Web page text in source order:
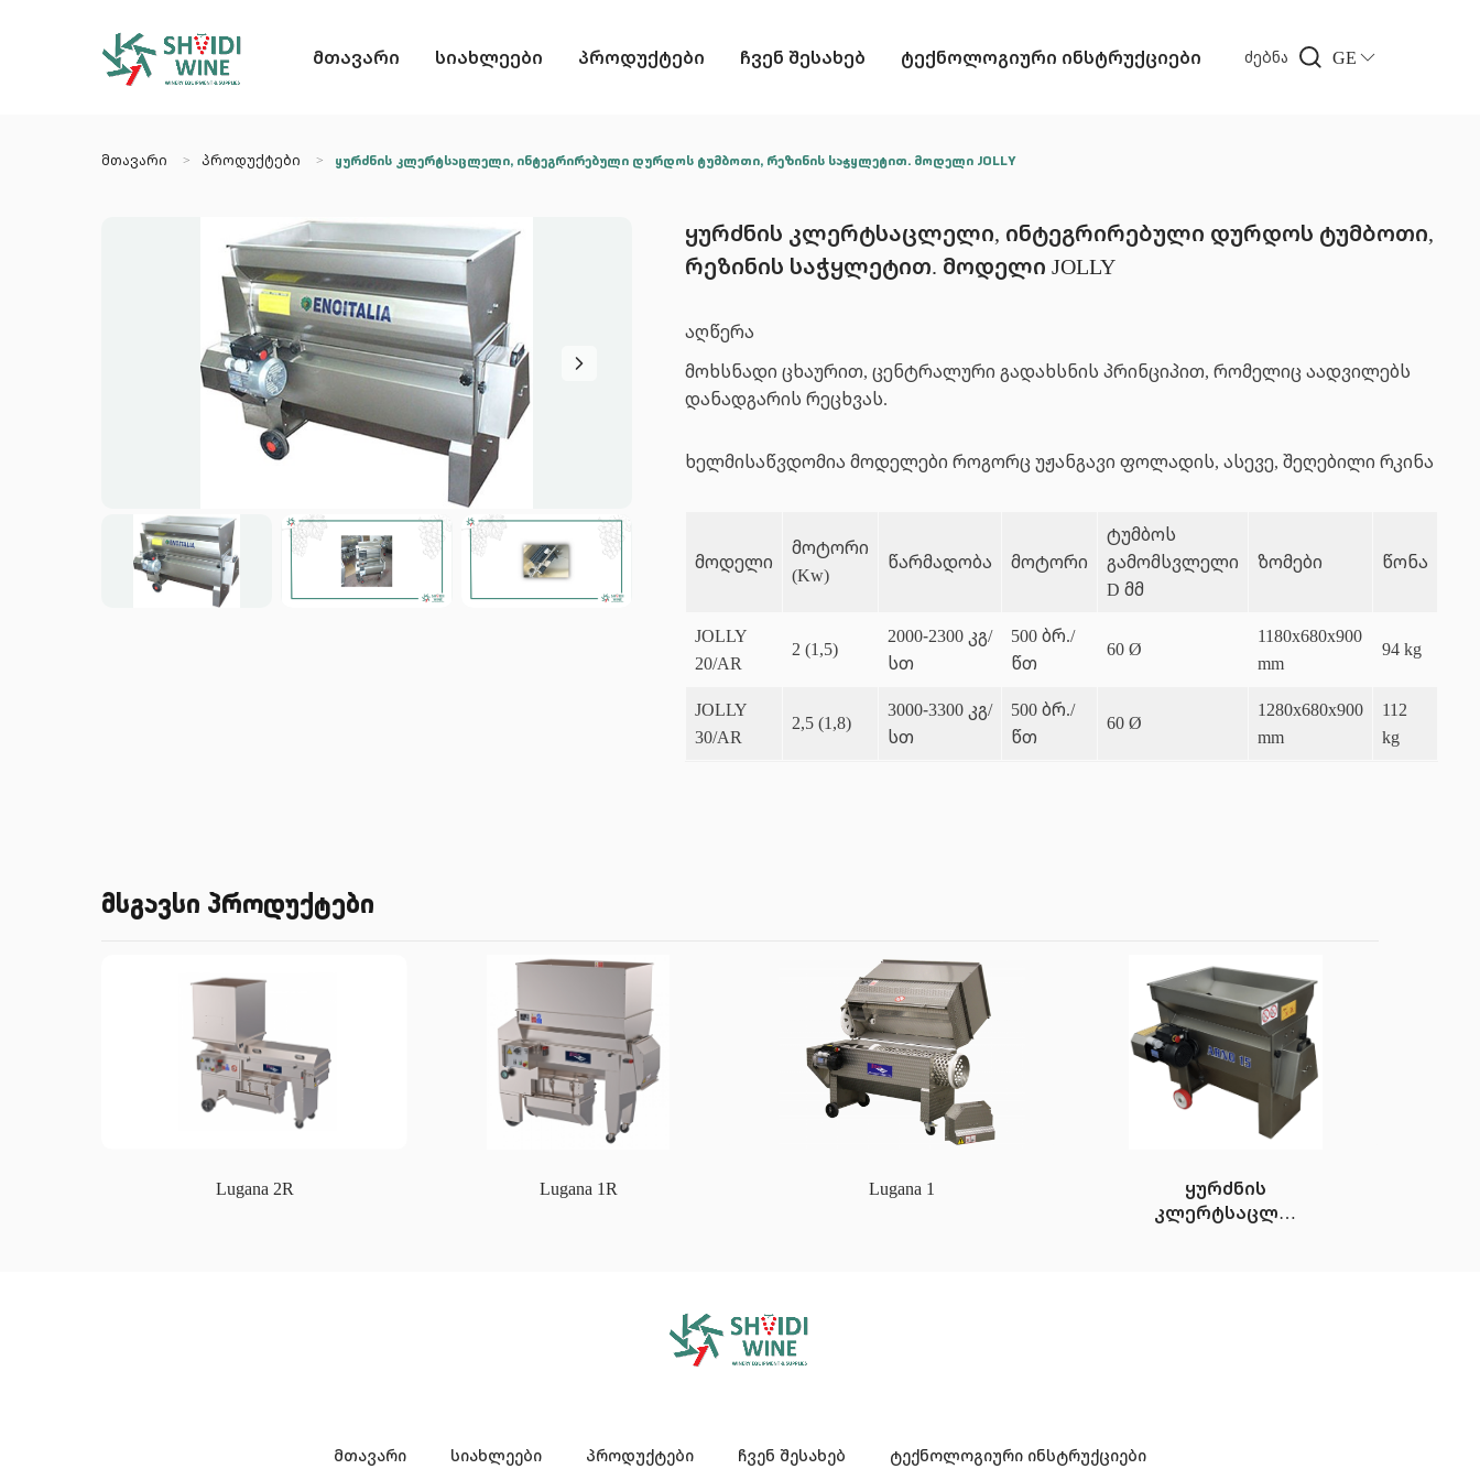
მთავარი სიახლეები პროდუქტები ჩვენ შესახებ ტექნოლოგიური ინსტრუქციები ძებნა GE
მთავარი პროდუქტები ყურძნის კლერტსაცლელი, ინტეგრირებული დურდოს ტუმბოთი, რეზინის საჭყლეტით. მოდელი JOLLY
ყურძნის კლერტსაცლელი, ინტეგრირებული დურდოს ტუმბოთი,
რეზინის საჭყლეტით. მოდელი JOLLY
აღწერა
მოხსნადი ცხაურით, ცენტრალური გადახსნის პრინციპით, რომელიც აადვილებს
დანადგარის რეცხვას.
ხელმისაწვდომია მოდელები როგორც უჟანგავი ფოლადის, ასევე, შეღებილი რკინა
მოდელი
მოტორი
(Kw)
წარმადობა მოტორი
ტუმბოს
გამომსვლელი
D მმ
ზომები წონა
JOLLY
20/AR
2 (1,5)
2000-2300 კგ/
სთ
500 ბრ./
წთ
60 Ø
1180x680x900
mm
94 kg
JOLLY
30/AR
2,5 (1,8)
3000-3300 კგ/
სთ
500 ბრ./
წთ
60 Ø
1280x680x900
mm
112
kg
მსგავსი პროდუქტები
Lugana 2R Lugana 1R Lugana 1
ყურძნის
კლერტსაცლელი,
მთავარი სიახლეები პროდუქტები ჩვენ შესახებ ტექნოლოგიური ინსტრუქციები